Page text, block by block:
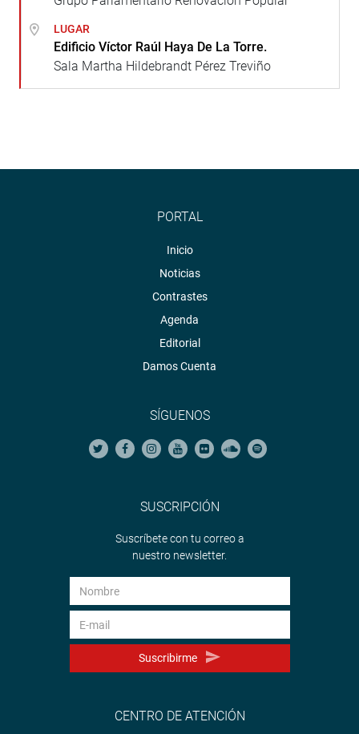
LUGAR
Edificio Víctor Raúl Haya De La Torre.
Sala Martha Hildebrandt Pérez Treviño
PORTAL
Inicio
Noticias
Contrastes
Agenda
Editorial
Damos Cuenta
SÍGUENOS
SUSCRIPCIÓN
Suscríbete con tu correo a
nuestro newsletter.
Suscribirme
CENTRO DE ATENCIÓN